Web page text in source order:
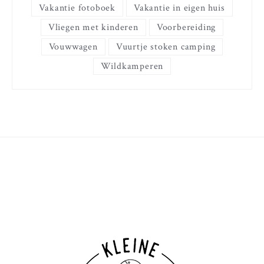
Vakantie fotoboek
Vakantie in eigen huis
Vliegen met kinderen
Voorbereiding
Vouwwagen
Vuurtje stoken camping
Wildkamperen